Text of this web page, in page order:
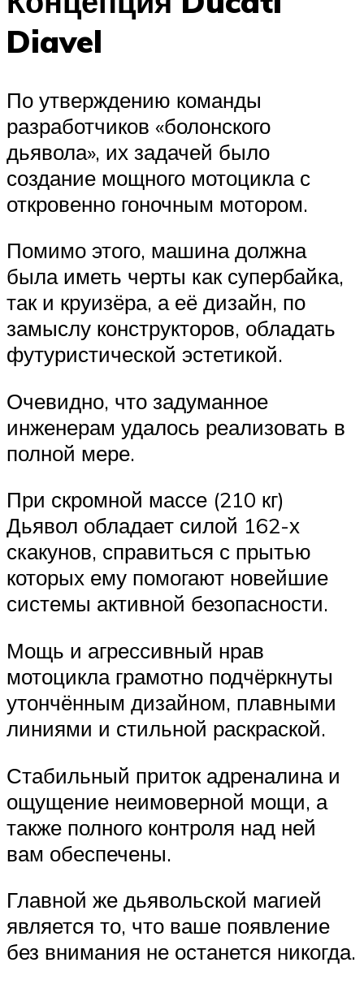
Diavel
По утверждению команды
разработчиков «болонского
дьявола», их задачей было
создание мощного мотоцикла с
откровенно гоночным мотором.
Помимо этого, машина должна
была иметь черты как супербайка,
так и круизёра, а её дизайн, по
замыслу конструкторов, обладать
футуристической эстетикой.
Очевидно, что задуманное
инженерам удалось реализовать в
полной мере.
При скромной массе (210 кг)
Дьявол обладает силой 162-х
скакунов, справиться с прытью
которых ему помогают новейшие
системы активной безопасности.
Мощь и агрессивный нрав
мотоцикла грамотно подчёркнуты
утончённым дизайном, плавными
линиями и стильной раскраской.
Стабильный приток адреналина и
ощущение неимоверной мощи, а
также полного контроля над ней
вам обеспечены.
Главной же дьявольской магией
является то, что ваше появление
без внимания не останется никогда.